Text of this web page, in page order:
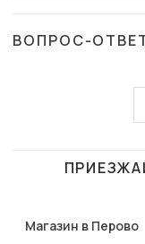
ВОПРОС-
Магазин в Перово